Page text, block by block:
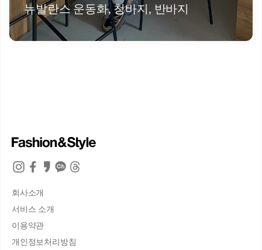
뉴발란스 운동화, 청바지, 반바지
회사소개
서비스 소개
이용약관
개인정보처리방침